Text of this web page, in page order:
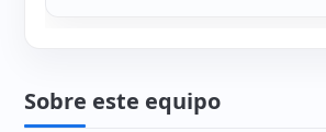
Sobre este equipo